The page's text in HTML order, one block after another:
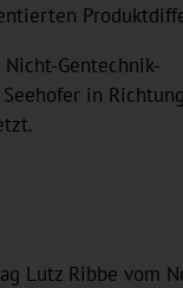
Gentechnik-
in
Lutz Ribbe vom